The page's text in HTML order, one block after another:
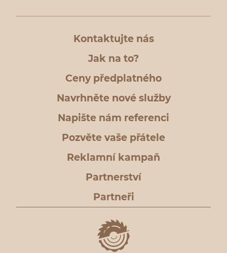
Kontaktujte nás
Jak na to?
Ceny předplatného
Navrhněte nové služby
Napište nám referenci
Pozvěte vaše přátele
Reklamní kampaň
Partnerství
Partneři